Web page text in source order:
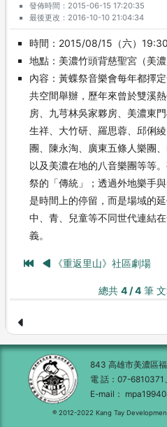
發佈時間
2015-06-15 17:20:35
最後更改
2016-10-10 21:04:34
時間：2015/08/15（六）
地點：美濃竹頭背慈聖宮（美
內容：黃蝶祭音樂會每年都擇
共空間舉辦，歷年來曾於雙溪
房、九芎林吳家夥房、美濃東
生祥、大竹研、羅思蓉、邱俐
團、陳永淘、廣東五條人樂團
以及美濃在地的八音樂團等等
祭的「傳統」；透過外地樂手
是時間上的停留，而是場域的
中、青、兒童等不同世代連結
義。
《重返里山》社區劇場
總共 4 / 4筆 文
843 高雄市美濃區
電 話
07-6810371
E-mail
® 2012-2022 Kang Tay